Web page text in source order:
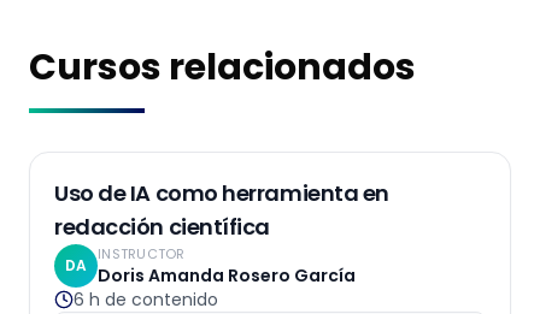
Cursos relacionados
Uso de IA como herramienta en
redacción científica
DA
INSTRUCTOR
Doris Amanda Rosero García
6 h de contenido